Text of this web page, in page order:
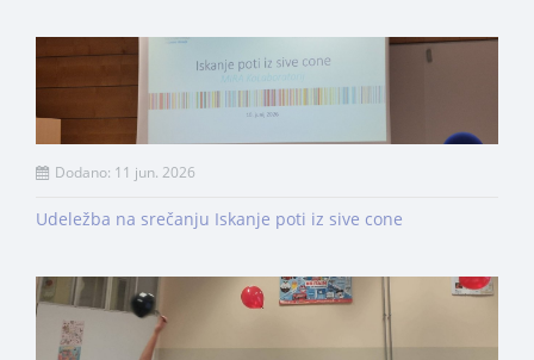
Dodano: 11 jun. 2026
Udeležba na srečanju Iskanje poti iz sive cone